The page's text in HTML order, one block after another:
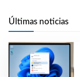
Últimas noticias